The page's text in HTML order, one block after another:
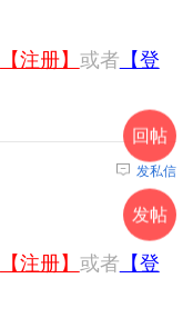
【注册】 或者 【登
发私信
【注册】 或者 【登
回帖
发帖